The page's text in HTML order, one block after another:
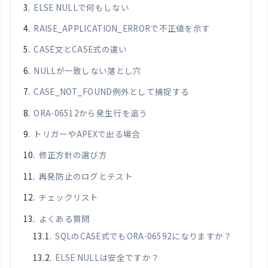
ELSE NULLで何もしない
RAISE_APPLICATION_ERRORで不正値を示す
CASE文とCASE式の違い
NULLが一致しない落とし穴
CASE_NOT_FOUND例外として捕捉する
ORA-06512から発生行を追う
トリガーやAPEXで出る場合
修正方針の選び方
再発防止のログとテスト
チェックリスト
よくある質問
SQLのCASE式でもORA-06592になりますか？
ELSE NULLは安全ですか？